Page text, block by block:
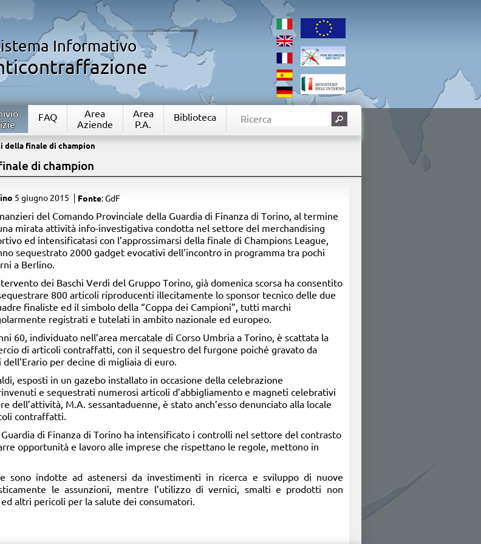
Informativo
FAQ
Area
Aziende
Area
P.A.
Biblioteca
finale di champion
di champion
5 giugno 2015 Fonte: GdF
del Comando Provinciale della Guardia di Finanza di Torino, al termine
mirata attività info-investigativa condotta nel settore del merchandising
ed intensificatasi con l’approssimarsi della finale di Champions League,
sequestrato 2000 gadget evocativi dell’incontro in programma tra pochi
a Berlino.
dei Baschi Verdi del Gruppo Torino, già domenica scorsa ha consentito
800 articoli riproducenti illecitamente lo sponsor tecnico delle due
finaliste ed il simbolo della “Coppa dei Campioni”, tutti marchi
registrati e tutelati in ambito nazionale ed europeo.
60, individuato nell’area mercatale di Corso Umbria a Torino, è scattata la
di articoli contraffatti, con il sequestro del furgone poiché gravato da
per decine di migliaia di euro.
esposti in un gazebo installato in occasione della celebrazione
e sequestrati numerosi articoli d’abbigliamento e magneti celebrativi
M.A. sessantaduenne, è stato anch’esso denunciato alla locale
contraffatti.
Guardia di Finanza di Torino ha intensificato i controlli nel settore del contrasto
opportunità e lavoro alle imprese che rispettano le regole, mettono in
sono indotte ad astenersi da investimenti in ricerca e sviluppo di nuove
le assunzioni, mentre l’utilizzo di vernici, smalti e prodotti non
altri pericoli per la salute dei consumatori.